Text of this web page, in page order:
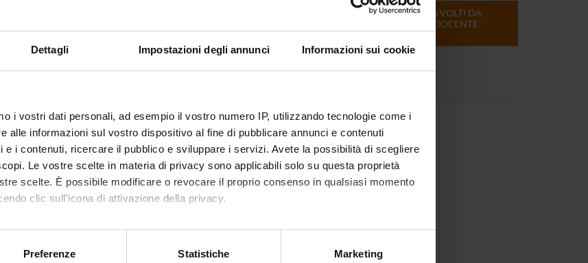
Dettagli Impostazioni degli annunci Informazioni sui cookie
i vostri dati personali, ad esempio il vostro numero IP, utilizzando tecnologie come i
alle informazioni sul vostro dispositivo al fine di pubblicare annunci e contenuti
e i contenuti, ricercare il pubblico e sviluppare i servizi. Avete la possibilità di scegliere
Le vostre scelte in materia di privacy sono applicabili solo su questa proprietà
scelte. È possibile modificare o revocare il proprio consenso in qualsiasi momento
clic sull'icona di attivazione della privacy.
tua posizione geografica, con un'approssimazione di qualche metro,
Preferenze Statistiche Marketing
CREDITI
DOCENTE
MODULI SVOLTI DA
QUESTO DOCENTE
33]
Ragioneria generale e applicata
(2025/2026)